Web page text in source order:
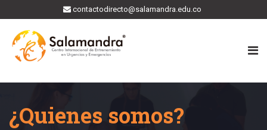
contactodirecto@salamandra.edu.co
¿Quienes somos?